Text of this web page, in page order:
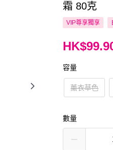
霜 80克
VIP尊享獨享
容量
薰衣草色
數量